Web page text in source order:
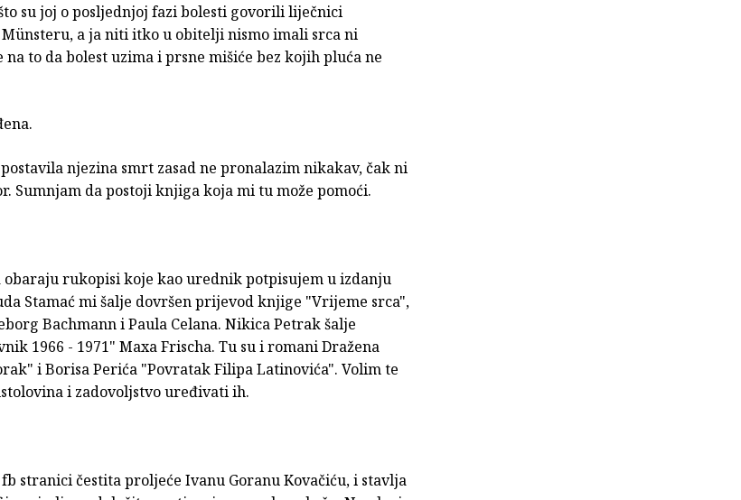
su joj o posljednjoj fazi bolesti govorili liječnici
a ja niti itko u obitelji nismo imali srca ni
to da bolest uzima i prsne mišiće bez kojih pluća ne
njezina smrt zasad ne pronalazim nikakav, čak ni
Sumnjam da postoji knjiga koja mi tu može pomoći.
obaraju rukopisi koje kao urednik potpisujem u izdanju
Stamać mi šalje dovršen prijevod knjige "Vrijeme srca",
Bachmann i Paula Celana. Nikica Petrak šalje
1966 - 1971" Maxa Frischa. Tu su i romani Dražena
i Borisa Perića "Povratak Filipa Latinovića". Volim te
i zadovoljstvo uređivati ih.
stranici čestita proljeće Ivanu Goranu Kovačiću, i stavlja